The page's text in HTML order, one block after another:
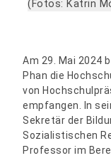
(Fotos: Katrin
Am 29. Mai 2024
Phan die
von
empfangen. In
Sekretär der
Sozialistischen
Professor im